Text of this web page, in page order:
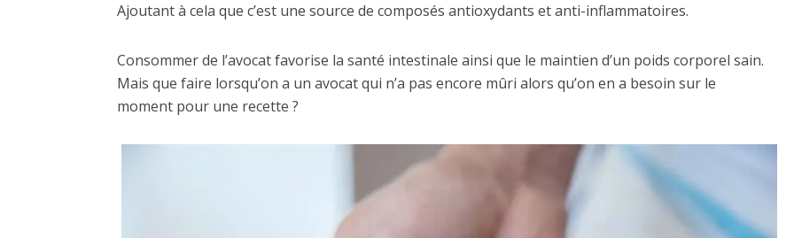
Ajoutant à cela que c’est une source de composés antioxydants et anti-inflammatoires.
Consommer de l’avocat favorise la santé intestinale ainsi que le maintien d’un poids corporel sain.
Mais que faire lorsqu’on a un avocat qui n’a pas encore mûri alors qu’on en a besoin sur le
moment pour une recette ?